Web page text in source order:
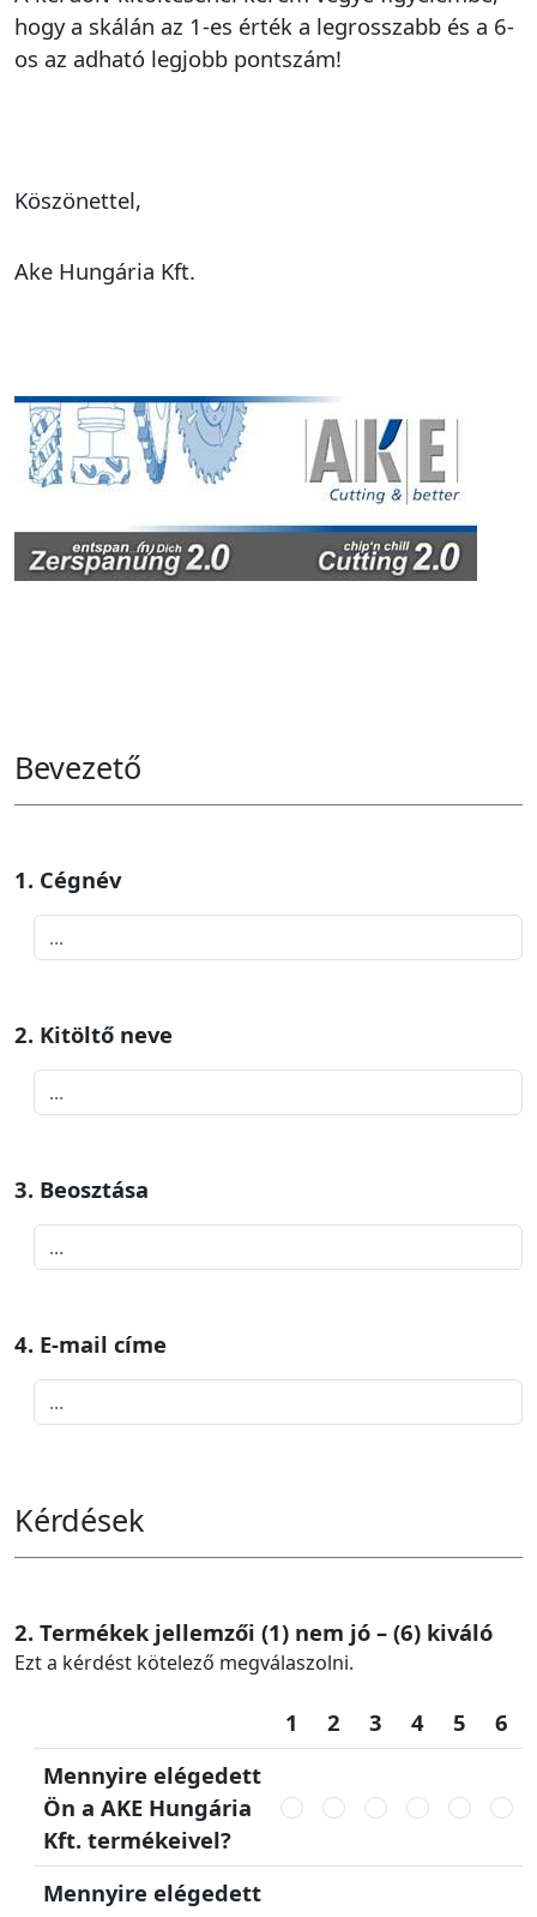
hogy a skálán az 1-es érték a legrosszabb és a 6-
os az adható legjobb pontszám!
Köszönettel,
Ake Hungária Kft.
Bevezető
1. Cégnév
2. Kitöltő neve
3. Beosztása
4. E-mail címe
Kérdések
2. Termékek jellemzői (1) nem jó – (6) kiváló
Ezt a kérdést kötelező megválaszolni.
1 2 3 4 5
6
Mennyire elégedett
Ön a AKE Hungária
Kft. termékeivel?
Mennyire elégedett